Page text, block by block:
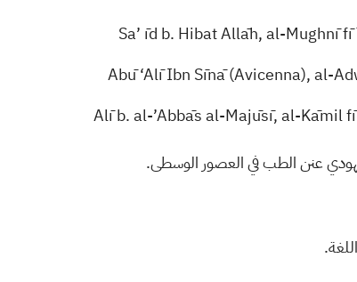
عنن الطب في العصور الوسطى.